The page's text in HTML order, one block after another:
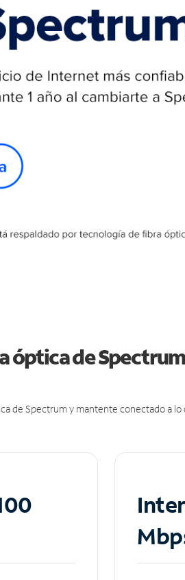
óptica de Spectrum
de Spectrum y mantente conectado a